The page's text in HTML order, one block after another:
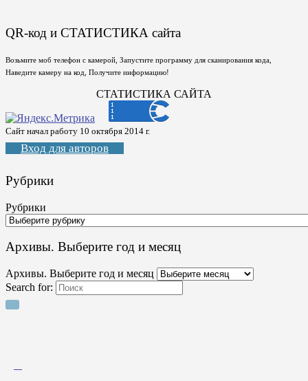
QR-код и СТАТИСТИКА сайта
Возьмите моб телефон с камерой, Запустите программу для сканирования кода,
Наведите камеру на код, Получите информацию!
СТАТИСТИКА САЙТА
Сайт начал работу 10 октября 2014 г.
Вход для авторов
Рубрики
Рубрики
Архивы. Выберите год и месяц
Архивы. Выберите год и месяц
Search for: